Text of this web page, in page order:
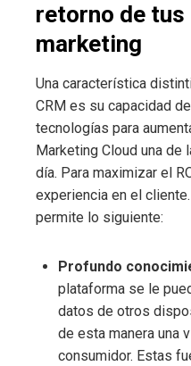
retorno de tus
marketing
Una característica
CRM es su capacidad
tecnologías para
Marketing Cloud una de
día. Para maximizar el
experiencia en el
permite lo siguiente:
Profundo
plataforma se le
datos de otros
de esta manera una
consumidor. Estas